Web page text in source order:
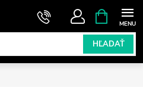
HĽADAŤ
KOŠÍK